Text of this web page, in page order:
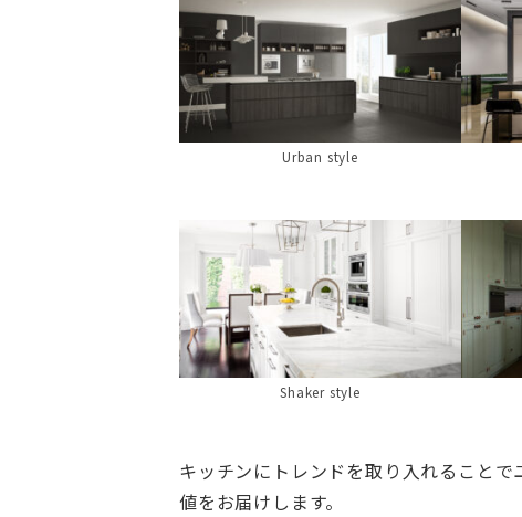
Urban style
Shaker style
キッチンにトレンドを取り入れること
値をお届けします。